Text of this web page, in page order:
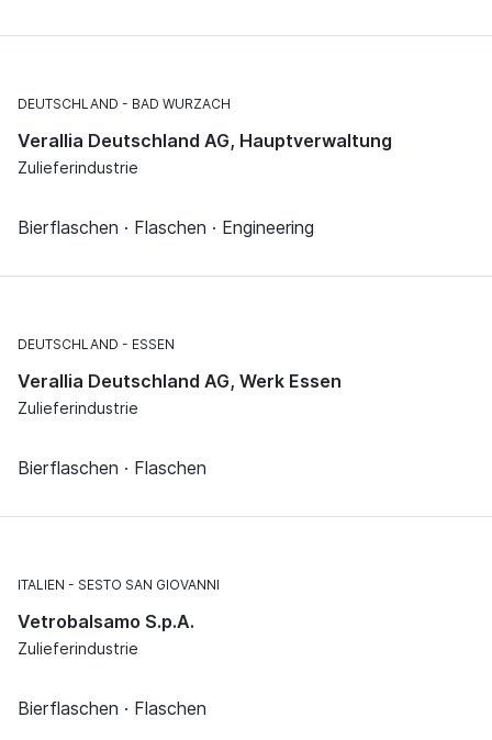
DEUTSCHLAND BAD WURZACH
Verallia Deutschland AG, Hauptverwaltung
Zulieferindustrie
Bierflaschen · Flaschen · Engineering
DEUTSCHLAND ESSEN
Verallia Deutschland AG, Werk Essen
Zulieferindustrie
Bierflaschen · Flaschen
ITALIEN SESTO SAN GIOVANNI
Vetrobalsamo S.p.A.
Zulieferindustrie
Bierflaschen · Flaschen